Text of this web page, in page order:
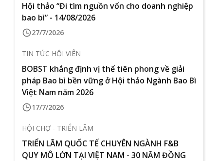
Hội thảo “Đi tìm nguồn vốn cho doanh nghiệp
bao bì” - 14/08/2026
27/7/2026
TIN TỨC HỘI VIÊN
BOBST khẳng định vị thế tiên phong về giải
pháp Bao bì bền vững ở Hội thảo Ngành Bao Bì
Việt Nam năm 2026
17/7/2026
HỘI CHỢ - TRIỂN LÃM
TRIỂN LÃM QUỐC TẾ CHUYÊN NGÀNH F&B
QUY MÔ LỚN TẠI VIỆT NAM - 30 NĂM ĐỒNG